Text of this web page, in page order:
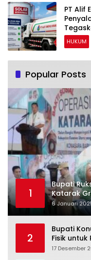
PT Alif
Regulasi
HUKUM
Popular Posts
1
Bupati
Katarak
bagi
6 Januari
2
Bupati
Fisik
17 Desember